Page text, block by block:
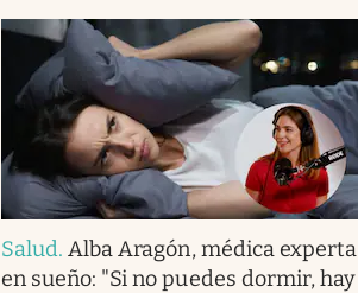
Salud.Alba Aragón, médica experta
en sueño: "Si no puedes dormir, hay